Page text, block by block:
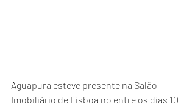
Aguapura esteve presente na Salão
Imobiliário de Lisboa no entre os dias 10